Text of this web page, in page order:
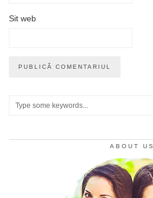
Sit web
ABOUT US